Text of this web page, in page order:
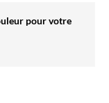
pour votre